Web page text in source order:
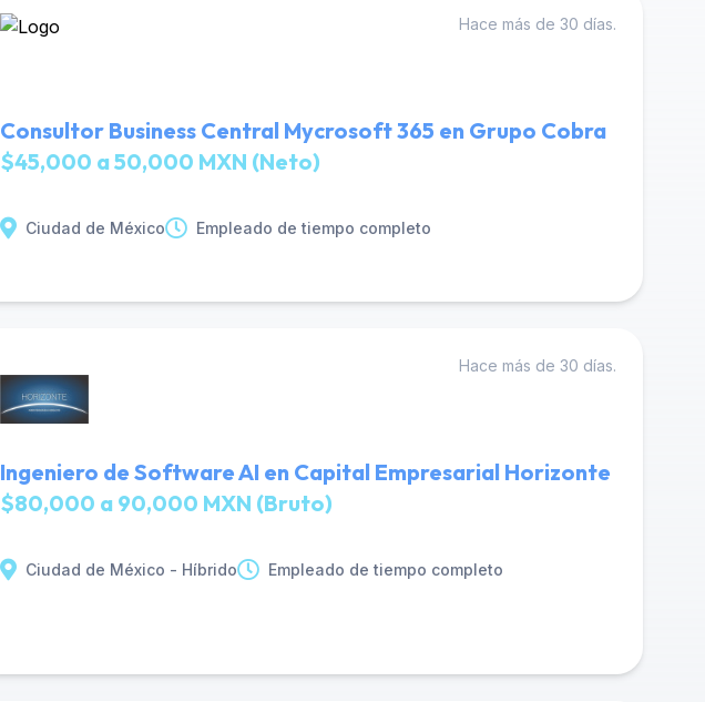
Hace más de 30 días.
Consultor Business Central Mycrosoft 365 en Grupo Cobra
$45,000 a 50,000 MXN (Neto)
Ciudad de México Empleado de tiempo completo
Hace más de 30 días.
Ingeniero de Software AI en Capital Empresarial Horizonte
$80,000 a 90,000 MXN (Bruto)
Ciudad de México - Híbrido Empleado de tiempo completo